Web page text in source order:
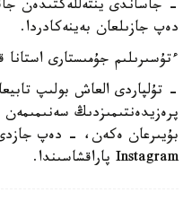
- جاساندى ينتەللەكتىدەن
دەپ جازىلعان بەينەكادردا.
ءتۇسىرىلىم جۇمىستارى
- تۇلپاردى العاش بولىپ
پرەزيدەنتىمىزدىڭ
بۇيىرعان ەكەن، - دەپ جازدى
Instagram پاراقشاسىندا.